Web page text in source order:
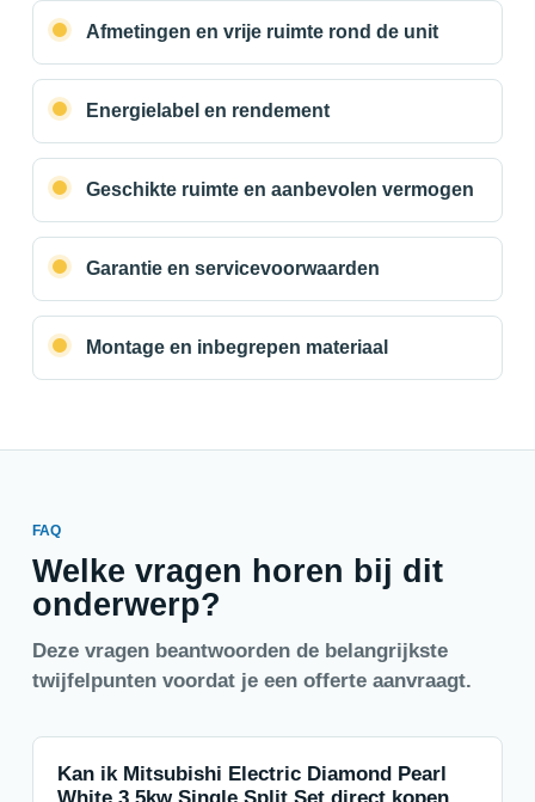
Afmetingen en vrije ruimte rond de unit
Energielabel en rendement
Geschikte ruimte en aanbevolen vermogen
Garantie en servicevoorwaarden
Montage en inbegrepen materiaal
FAQ
Welke vragen horen bij dit
onderwerp?
Deze vragen beantwoorden de belangrijkste
twijfelpunten voordat je een offerte aanvraagt.
Kan ik Mitsubishi Electric Diamond Pearl
White 3 5kw Single Split Set direct kopen